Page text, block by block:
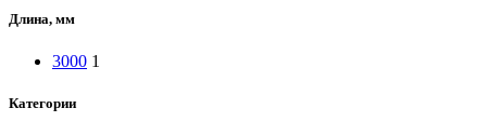
Длина, мм
3000 1
Категории